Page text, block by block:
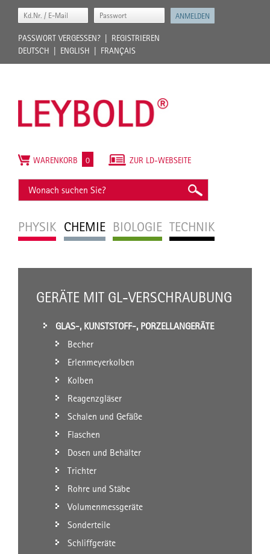
PASSWORT VERGESSEN?
REGISTRIEREN
DEUTSCH
ENGLISH FRANÇAIS
PHYSIK CHEMIE BIOLOGIE TECHNIK
ZUR LD-WEBSEITE
WARENKORB 0
GERÄTE MIT GL-VERSCHRAUBUNG
GLAS-, KUNSTSTOFF-, PORZELLANGERÄTE
Becher
Erlenmeyerkolben
Kolben
Reagenzgläser
Schalen und Gefäße
Flaschen
Dosen und Behälter
Trichter
Rohre und Stäbe
Volumenmessgeräte
Sonderteile
Schliffgeräte